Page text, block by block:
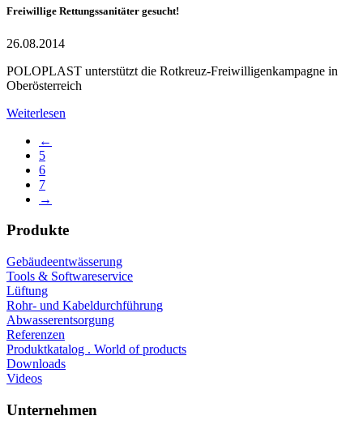
Freiwillige Rettungssanitäter gesucht!
26.08.2014
POLOPLAST unterstützt die Rotkreuz-Freiwilligenkampagne in
Oberösterreich
Weiterlesen
←
5
6
7
→
Produkte
Gebäudeentwässerung
Tools & Softwareservice
Lüftung
Rohr- und Kabeldurchführung
Abwasserentsorgung
Referenzen
Produktkatalog . World of products
Downloads
Videos
Unternehmen